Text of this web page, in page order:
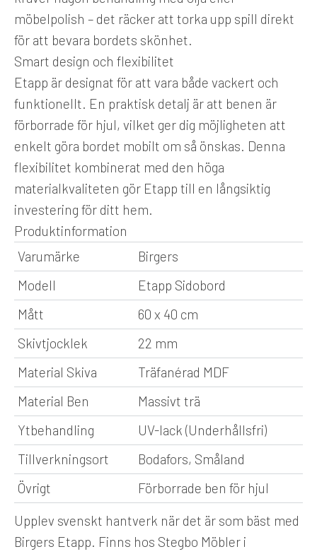
möbelpolish – det räcker att torka upp spill direkt
för att bevara bordets skönhet.
Smart design och flexibilitet
Etapp är designat för att vara både vackert och
funktionellt. En praktisk detalj är att benen är
förborrade för hjul, vilket ger dig möjligheten att
enkelt göra bordet mobilt om så önskas. Denna
flexibilitet kombinerat med den höga
materialkvaliteten gör Etapp till en långsiktig
investering för ditt hem.
Produktinformation
Varumärke
Birgers
Modell
Etapp Sidobord
Mått
60 x 40 cm
Skivtjocklek
22 mm
Material Skiva
Träfanérad MDF
Material Ben
Massivt trä
Ytbehandling
UV-lack (Underhållsfri)
Tillverkningsort
Bodafors, Småland
Övrigt
Förborrade ben för hjul
Upplev svenskt hantverk när det är som bäst med
Birgers Etapp. Finns hos Stegbo Möbler i